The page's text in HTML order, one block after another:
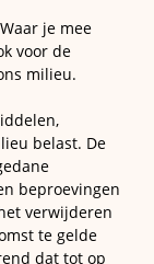
je mee
voor de
milieu.
belast. De
beproevingen
verwijderen
te gelde
dat tot op